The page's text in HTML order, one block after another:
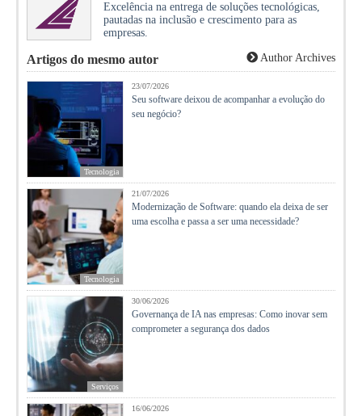
Excelência na entrega de soluções tecnológicas,
pautadas na inclusão e crescimento para as
empresas.
Artigos do mesmo autor Author Archives
Tecnologia
23/07/2026
Seu software deixou de acompanhar a evolução do
seu negócio?
Tecnologia
21/07/2026
Modernização de Software: quando ela deixa de ser
uma escolha e passa a ser uma necessidade?
Serviços
30/06/2026
Governança de IA nas empresas: Como inovar sem
comprometer a segurança dos dados
16/06/2026